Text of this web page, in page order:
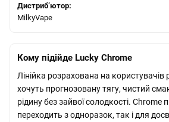
Дистрибʼютор:
MilkyVape
Кому підійде Lucky Chrome
Лінійка розрахована на користувачів
хочуть прогнозовану тягу, чистий
рідину без зайвої солодкості. Chrome
переходить з одноразок, так і для